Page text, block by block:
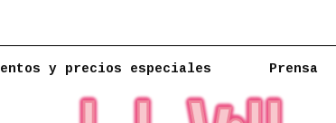
y precios especiales Prensa